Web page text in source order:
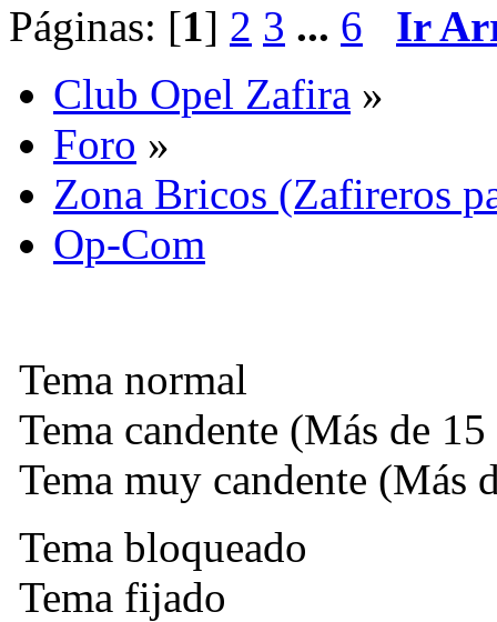
Páginas: [1] 2 3 ... 6
Ir
Club Opel Zafira »
Foro »
Zona Bricos (Zafireros
Op-Com
Tema normal
Tema candente (Más de 15
Tema muy candente (Más
Tema bloqueado
Tema fijado